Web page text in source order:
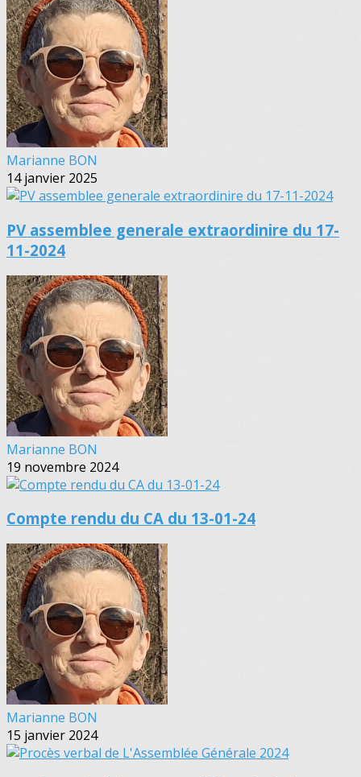
Marianne BON
14 janvier 2025
PV assemblee generale extraordinire du 17-
11-2024
Marianne BON
19 novembre 2024
Compte rendu du CA du 13-01-24
Marianne BON
15 janvier 2024